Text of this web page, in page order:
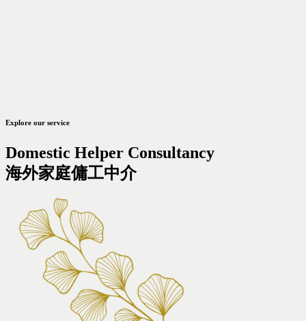
Explore our service
Domestic Helper Consultancy
海外家庭傭工中介